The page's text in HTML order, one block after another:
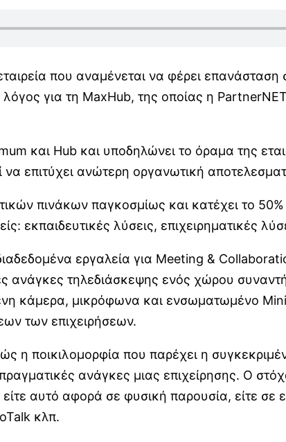
που αναμένεται να φέρει
για τη MaxHub, της οποίας η
και Hub και υποδηλώνει το όραμα της
επιτύχει ανώτερη οργανωτική
πινάκων παγκοσμίως και κατέχει το
εκπαιδευτικές λύσεις, επιχειρηματικές
εργαλεία για Meeting &
ανάγκες τηλεδιάσκεψης ενός χώρου
κάμερα, μικρόφωνα και ενσωματωμένο
των επιχειρήσεων.
ποικιλομορφία που παρέχει η
ανάγκες μιας επιχείρησης. Ο
αυτό αφορά σε φυσική παρουσία, είτε
κλπ.